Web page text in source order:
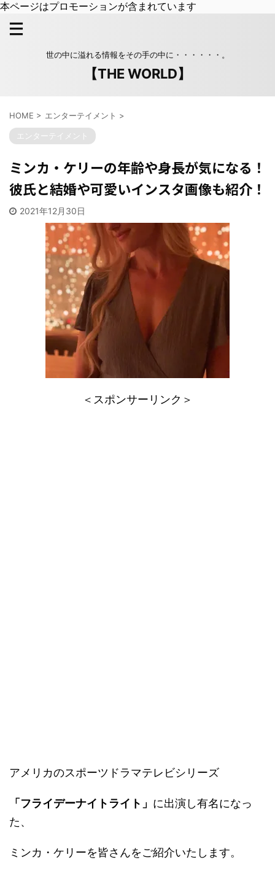
本ページはプロモーションが含まれています
世の中に溢れる情報をその手の中に・・・・・・。
【THE WORLD】
HOME > エンターテイメント >
エンターテイメント
ミンカ・ケリーの年齢や身長が気になる！
彼氏と結婚や可愛いインスタ画像も紹介！
2021年12月30日
＜スポンサーリンク＞
アメリカのスポーツドラマテレビシリーズ
「フライデーナイトライト」 に出演し有名になっ
た、
ミンカ・ケリーを皆さんをご紹介いたします。